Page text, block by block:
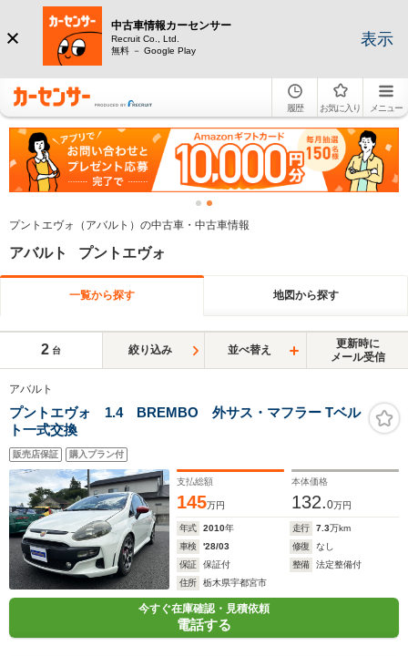
中古車情報カーセンサー
Recruit Co., Ltd.
無料 － Google Play
表示
履歴 お気に入り メニュー
プントエヴォ（アバルト）の中古車・中古車情報
アバルト プントエヴォ
一覧から探す 地図から探す
2 台 絞り込み 並べ替え
更新時に
メール受信
アバルト
プントエヴォ 1.4 BREMBO 外サス・マフラー Tベル
ト一式交換
販売店保証 購入プラン付
支払総額
145万円
本体価格
132.0万円
年式 2010年 走行 7.3万km
車検
'28/03 修復
なし
保証
保証付 整備
法定整備付
住所
栃木県宇都宮市
今すぐ在庫確認・見積依頼
電話する